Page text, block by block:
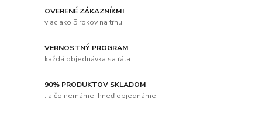
OVERENÉ ZÁKAZNÍKMI
viac ako 5 rokov na trhu!
VERNOSTNÝ PROGRAM
každá objednávka sa ráta
90% PRODUKTOV SKLADOM
..a čo nemáme, hneď objednáme!